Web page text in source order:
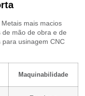
mais macios
mão de obra e de
usinagem CNC
Maquinabilidade